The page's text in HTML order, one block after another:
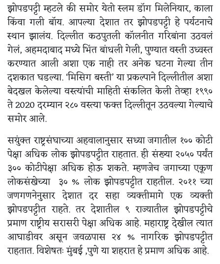
झोपडपट्टी म्हटले की समोर येतो स्लम डॉग मिलेनियार, काला
किंवा गली बॉय. आपल्या देशात तर झोपडपट्टी हे पर्यटनाचे
स्थान झालंय. दिल्लीत कठपुतली कॉलनीत गरिबांना उठवलं
गेलं, अहमदाबाद मध्ये भिंत बांधली गेली, पुण्यात वस्ती उध्वस्त
करण्यात आली अशा एक नाही तर अनेक घटना गेल्या तीन
दशकात घडल्या. ‘मिसिग बस्ती’ या प्रकल्पाने दिल्लीतील अशा
बेदखल केलेल्या वस्त्यांची माहिती संकलित केली तेव्हा १९९०
ते 2020 दरम्यान २८० वस्त्या फक्त दिल्लीतून उठवल्या गेल्याचे
समोर आले.
सयुंक्त राष्ट्रसंघाच्या अहवालानुसार सध्या जगातील १०० कोटी
पेक्षा अधिक लोक झोपडपट्टीत राहतात. ही संख्या २०५० पर्यंत
३०० कोटीपेक्षा अधिक होऊ शकते. म्हणजेच जगाच्या एकूण
लोकसंखेच्या ३० % लोक झोपडपट्टीत राहतील. २०११ च्या
जणगणनेनुसार देशात दर सहा व्यक्तीमागे एक व्यक्ती
झोपडपट्टीत राहते. तर देशातील ९ राज्यातील झोपडपट्टीचे
प्रमाण राष्ट्रीय सरासरी पेक्षा अधिक आहे. महाराष्ट्र देखील त्यात
आघाडीवर असून जवळपास २४ % नागरिक झोपडपट्टीत
राहतात. विशेषतः मुंबई ,पुणे या शहरात हे प्रमाण अधिक आहे.